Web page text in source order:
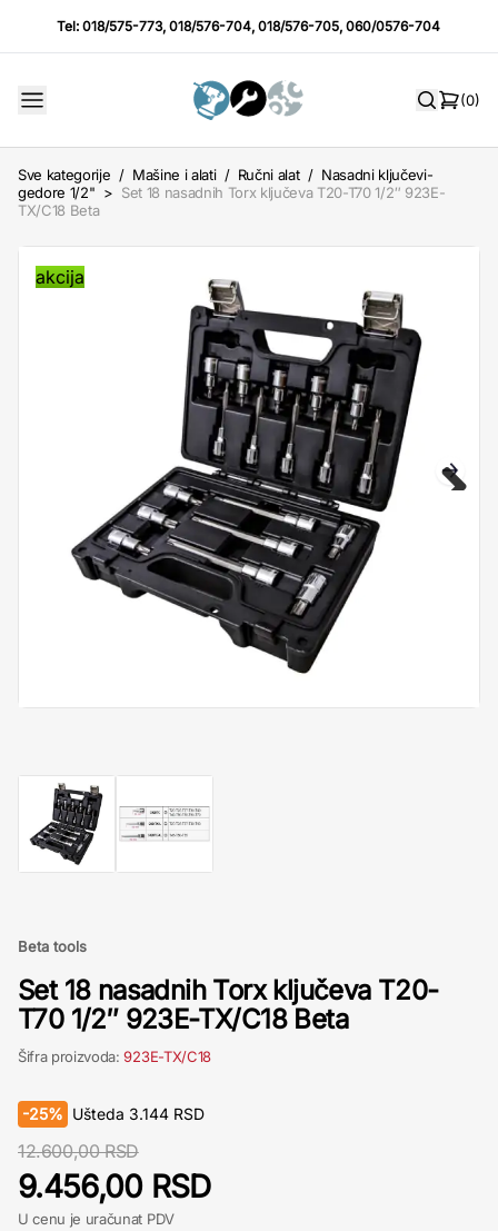
Tel:018/575-773,018/576-704,018/576-705,060/0576-704
(0)
Sve kategorije / Mašine i alati / Ručni alat / Nasadni ključevi-
gedore 1/2" > Set 18 nasadnih Torx ključeva T20-T70 1/2″ 923E-
TX/C18 Beta
akcija
Beta tools
Set 18 nasadnih Torx ključeva T20-
T70 1/2″ 923E-TX/C18 Beta
Šifra proizvoda:923E-TX/C18
-25% Ušteda 3.144 RSD
12.600,00 RSD
9.456,00 RSD
U cenu je uračunat PDV